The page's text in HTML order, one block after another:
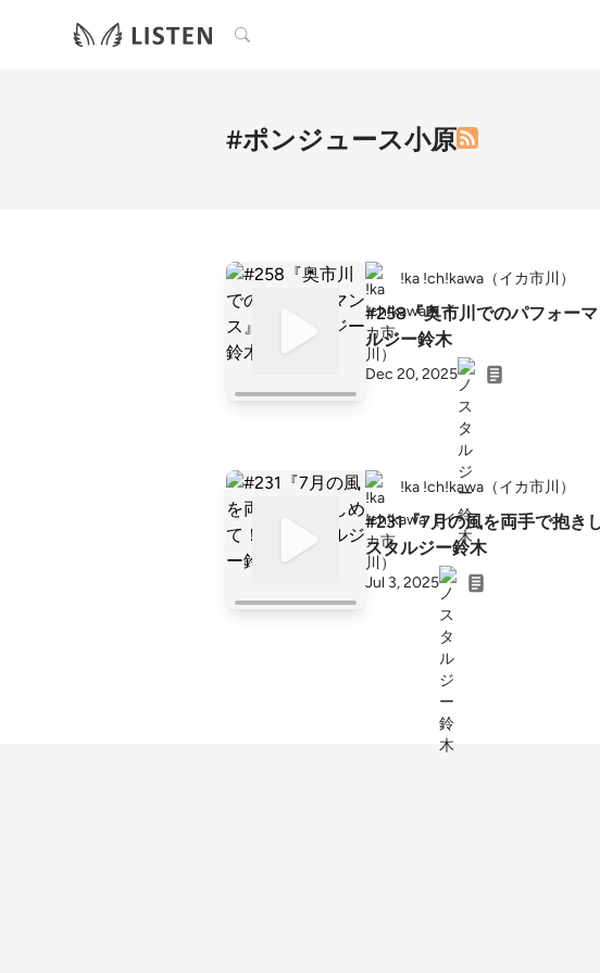
検索
#ポンジュース小原
!ka !ch!kawa（イカ市川）
#258『奥市川でのパフォー
ルジー鈴木
Dec 20, 2025
!ka !ch!kawa（イカ市川）
#231『7月の風を両手で抱き
スタルジー鈴木
Jul 3, 2025